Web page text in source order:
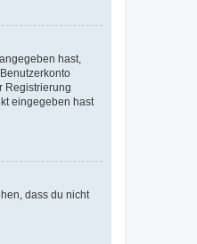
hast,
Registrierung
eingegeben hast
dass du nicht